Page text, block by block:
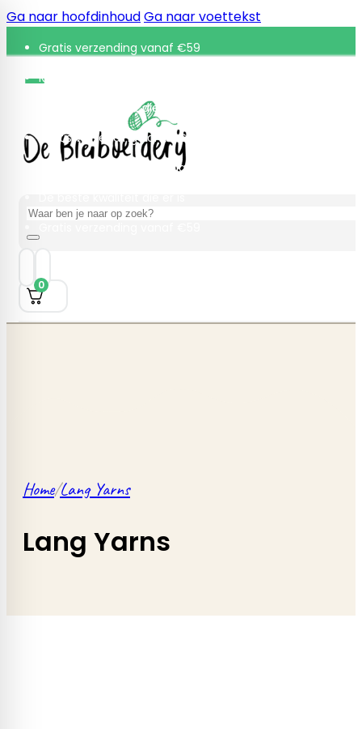
Ga naar hoofdinhoudGa naar voettekst
Gratis verzending vanaf €59
Retourneren binnen 30 dagen
De beste kwaliteit die er is
Gratis verzending vanaf €59
Retourneren binnen 30 dagen
Zoeken
0
Home/Lang Yarns
Lang Yarns